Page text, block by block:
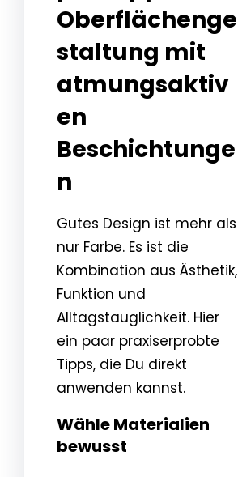
Oberflächenge
staltung mit
atmungsaktiv
en
Beschichtunge
n
Gutes Design ist mehr als
nur Farbe. Es ist die
Kombination aus Ästhetik,
Funktion und
Alltagstauglichkeit. Hier
ein paar praxiserprobte
Tipps, die Du direkt
anwenden kannst.
Wähle Materialien
bewusst